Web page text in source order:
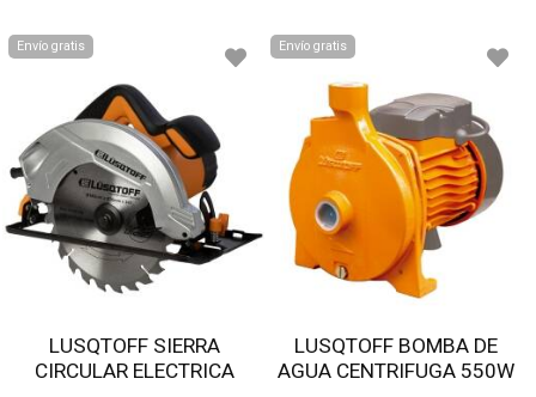
Envío gratis
LUSQTOFF SIERRA
CIRCULAR ELECTRICA
Envío gratis
LUSQTOFF BOMBA DE
AGUA CENTRIFUGA 550W